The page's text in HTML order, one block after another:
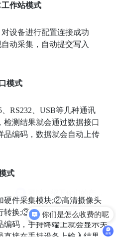
作站模式
设备进行配置连接成功
动采集，自动提交写入
模式
RS232、USB等几种通讯
检测结果就会通过数据接口
品编码，数据就会自动上传
式
硬件采集模块;②高清摄像头
转换;③无数据接口仪器，使
编码，手持终端上就会显示关
直接在手持设备上输入结果。
你们是怎么收费的呢